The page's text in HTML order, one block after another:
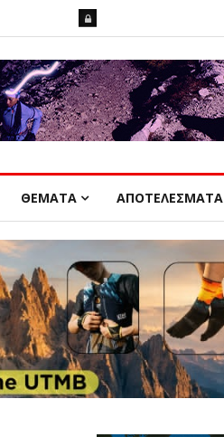
ΘΕΜΑΤΑ ΑΠΟΤΕΛΕΣΜΑΤΑ